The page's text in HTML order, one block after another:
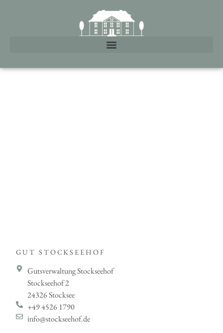
GUT STOCKSEEHOF
Gutsverwaltung Stockseehof
Stockseehof 2
24326 Stocksee
+49 4526 1790
info@stockseehof.de